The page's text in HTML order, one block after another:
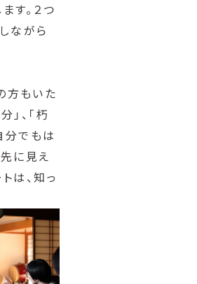
す。２つ
ながら
方もいた
、「朽
分でもは
に見え
は、知っ